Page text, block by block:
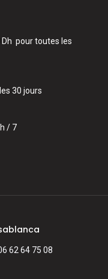
pour toutes les
30 jours
/ 7
62 64 75 08